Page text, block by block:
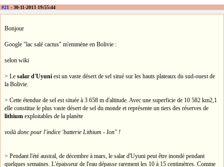
#21 - 30-11-2013 19:55:44
Bonjour
Google "lac salé cactus" m'emmène en Bolivie :
selon wiki
> Le salar d'Uyuni est un vaste désert de sel situé sur les hauts plateaux du sud-ouest de
la Bolivie.
> Cette étendue de sel est située à 3 658 m d'altitude. Avec une superficie de 10 582 km2,1
elle constitue le plus vaste désert de sel du monde et représente un tiers des réserves de
lithium exploitables de la planète
voilà donc pour l'indice 'batterie Lithium - Ion" !
> Pendant l'été austral, de décembre à mars, le salar d'Uyuni peut être inondé pendant
quelques semaines. L'épaisseur de l'eau dépasse rarement les 10 à 15 centimètres. Comme